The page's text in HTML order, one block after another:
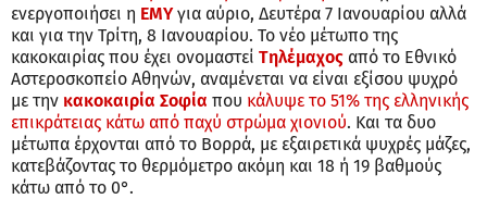
ενεργοποιήσει η ΕΜΥγια αύριο, Δευτέρα 7 Ιανουαρίου αλλά
και για την Τρίτη, 8 Ιανουαρίου. Το νέο μέτωπο της
κακοκαιρίας που έχει ονομαστεί Τηλέμαχος από το Εθνικό
Αστεροσκοπείο Αθηνών, αναμένεται να είναι εξίσου ψυχρό
με την κακοκαιρία Σοφία που κάλυψε το 51% της ελληνικής
επικράτειας κάτω από παχύ στρώμα χιονιού. Και τα δυο
μέτωπα έρχονται από το Βορρά, με εξαιρετικά ψυχρές μάζες,
κατεβάζοντας το θερμόμετρο ακόμη και 18 ή 19 βαθμούς
κάτω από το 0°.